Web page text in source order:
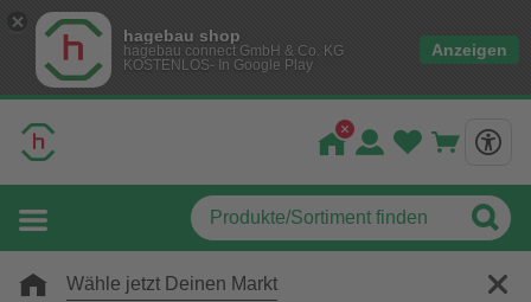
hagebau shop
hagebau connect GmbH & Co. KG
KOSTENLOS- In Google Play
Anzeigen
Wähle jetzt Deinen Markt